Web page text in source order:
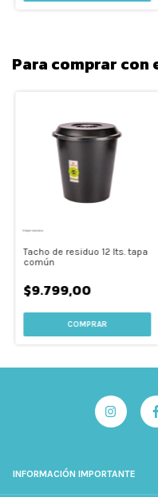
Para comprar
Tacho de residuo 12 lts. tapa
común
$9.799,00
INFORMACIÓN IMPORTANTE